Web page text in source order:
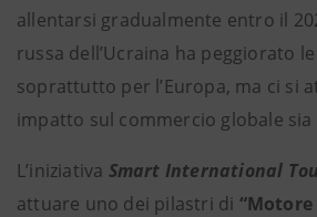
allentarsi gradualmente entro il
russa dell’Ucraina ha peggiorato
soprattutto per l’Europa, ma ci si
impatto sul commercio globale
L’iniziativa Smart International
attuare uno dei pilastri di